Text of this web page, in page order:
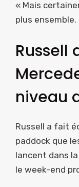
« Mais
plus ensemble.
Russell
niveau
Russell a fait
paddock que
lancent dans
le week-end